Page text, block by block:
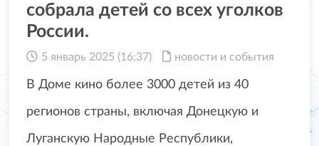
собрала детей со всех уголков
России.
5 январь 2025 (16:37) новости и события
В Доме кино более 3000 детей из 40
регионов страны, включая Донецкую и
Луганскую Народные Республики,